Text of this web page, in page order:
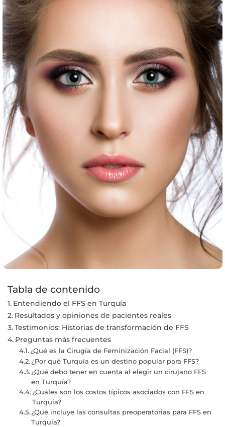
Tabla de contenido
Entendiendo el FFS en Turquía
Resultados y opiniones de pacientes reales
Testimonios: Historias de transformación de FFS
Preguntas más frecuentes
¿Qué es la Cirugía de Feminización Facial (FFS)?
¿Por qué Turquía es un destino popular para FFS?
¿Qué debo tener en cuenta al elegir un cirujano FFS
en Turquía?
¿Cuáles son los costos típicos asociados con FFS en
Turquía?
¿Qué incluye las consultas preoperatorias para FFS en
Turquía?